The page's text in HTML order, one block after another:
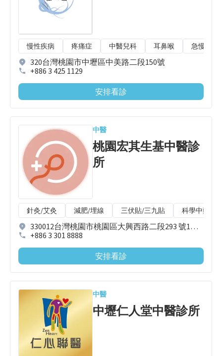
慢性疾病 疼痛症 中醫兒科 耳鼻喉 急慢性扭
320台灣桃園市中壢區中美路二段150號
+886 3 425 1129
安排看診
中醫
桃園宏其生基中醫診
所
針灸/艾灸 減肥/埋線 三伏貼/三九貼 科學中藥/水
330012台灣桃園市桃園區大興西路二段293 號1、2樓
+886 3 301 8888
安排看診
中醫
中壢仁人堂中醫診所